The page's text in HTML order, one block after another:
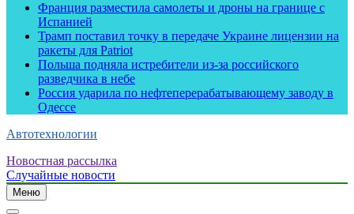
Франция разместила самолеты и дроны на границе с
Испанией
Трамп поставил точку в передаче Украине лицензии на
ракеты для Patriot
Польша подняла истребители из-за российского
разведчика в небе
Россия ударила по нефтеперерабатывающему заводу в
Одессе
Автотехнологии
Новостная рассылка
Случайные новости
Меню